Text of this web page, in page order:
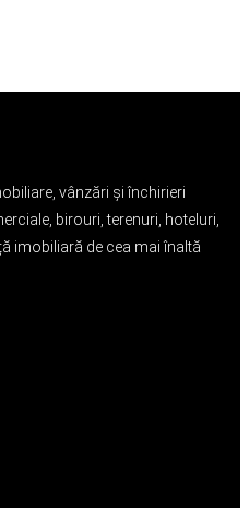
vânzări și închirieri
birouri, terenuri, hoteluri,
imobiliară de cea mai înaltă